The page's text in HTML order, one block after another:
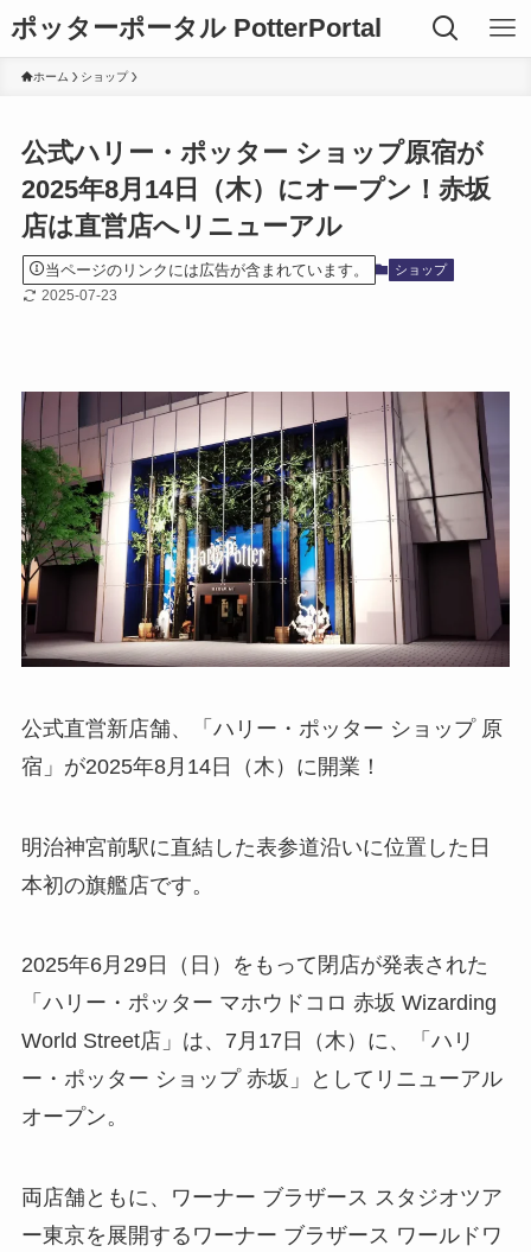
ポッターポータル PotterPortal
ホーム ショップ
公式ハリー・ポッター ショップ原宿が
2025年8月14日（木）にオープン！赤坂
店は直営店へリニューアル
当ページのリンクには広告が含まれています。 ショップ
2025-07-23
公式直営新店舗、「ハリー・ポッター ショップ 原
宿」が2025年8月14日（木）に開業！
明治神宮前駅に直結した表参道沿いに位置した日
本初の旗艦店です。
2025年6月29日（日）をもって閉店が発表された
「ハリー・ポッター マホウドコロ 赤坂 Wizarding
World Street店」は、7月17日（木）に、「ハリ
ー・ポッター ショップ 赤坂」としてリニューアル
オープン。
両店舗ともに、ワーナー ブラザース スタジオツア
ー東京を展開するワーナー ブラザース ワールドワ